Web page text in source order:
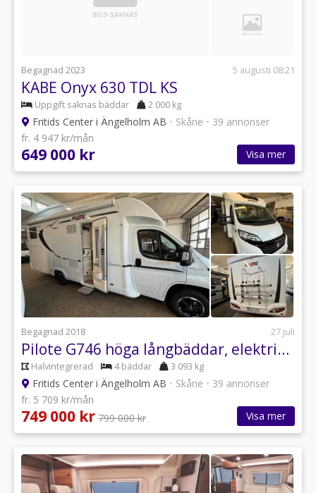
Begagnad 2023 5 augusti 08:21
KABE Onyx 630 TDL KS
Uppgift saknas bäddar 2 000 kg
Fritids Center i Ängelholm AB • Skåne • 39 annonser
fr. 4 947 kr/mån
649 000 kr Visa mer
Begagnad 2018 27 juli
Pilote G746 höga långbäddar, elektrisk taksäng, stort garage m.m
Halvintegrerad 4 bäddar 3 093 kg
Fritids Center i Ängelholm AB • Skåne • 39 annonser
fr. 5 709 kr/mån
749 000 kr 799 000 kr Visa mer